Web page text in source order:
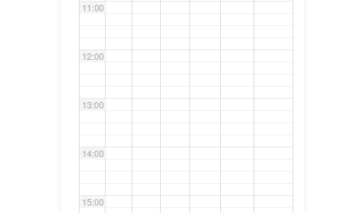
11:00
12:00
13:00
14:00
15:00